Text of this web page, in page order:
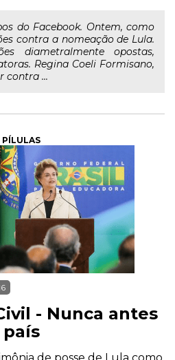
do Facebook. Ontem, como
contra a nomeação de Lula.
diametralmente opostas,
Regina Coeli Formisano,
contra ...
PÍLULAS
- Nunca antes